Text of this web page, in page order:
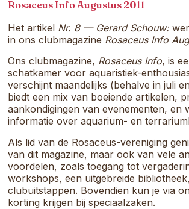
samenkomt.
Rosaceus Info Augustus 2011
Het artikel Nr. 8 — Gerard Schouw:
in ons clubmagazine Rosaceus Info
Ons clubmagazine, Rosaceus Info, is
schatkamer voor aquaristiek-
verschijnt maandelijks (behalve in juli
biedt een mix van boeiende artikelen,
aankondigingen van evenementen, en
informatie over aquarium- en
Als lid van de Rosaceus-vereniging
van dit magazine, maar ook van vele
voordelen, zoals toegang tot
workshops, een uitgebreide
clubuitstappen. Bovendien kun je via
korting krijgen bij speciaalzaken.